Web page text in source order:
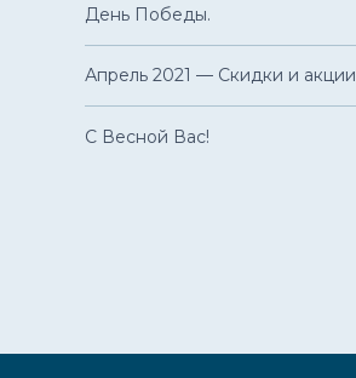
День Победы.
Апрель 2021 — Скидки и акции
С Весной Вас!